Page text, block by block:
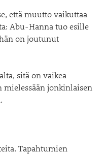
että muutto vaikuttaa
Abu-Hanna tuo esille
on joutunut
sitä on vaikea
mielessään jonkinlaisen
Tapahtumien